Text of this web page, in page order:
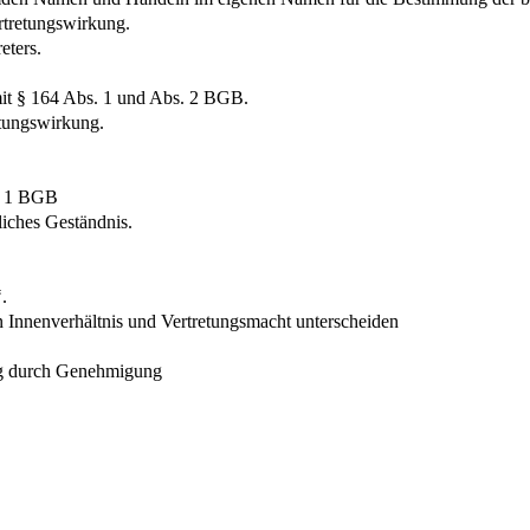
§ 164 Abs. 1 und Abs. 2 BGB.
1 BGB
Geständnis.
und Vertretungsmacht unterscheiden
durch Genehmigung